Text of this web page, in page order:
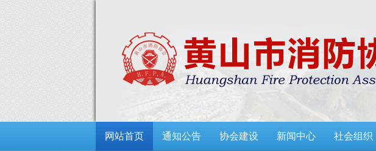
网站首页 通知公告 协会建设 新闻中心 社会组织